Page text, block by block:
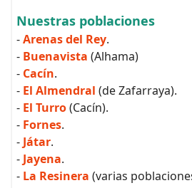
Nuestras poblaciones
-Arenas del Rey.
- Buenavista (Alhama)
- Cacín.
- El Almendral (de Zafarraya).
- El Turro(Cacín).
- Fornes.
- Játar.
- Jayena.
- La Resinera (varias